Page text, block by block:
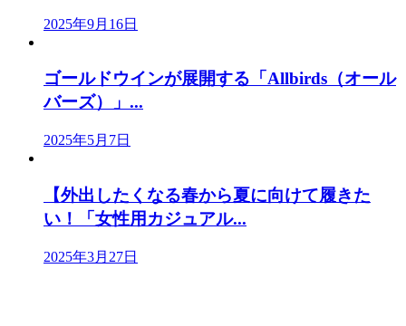
2025年9月16日
ゴールドウインが展開する「Allbirds（オール
バーズ）」...
2025年5月7日
【外出したくなる春から夏に向けて履きた
い！「女性用カジュアル...
2025年3月27日